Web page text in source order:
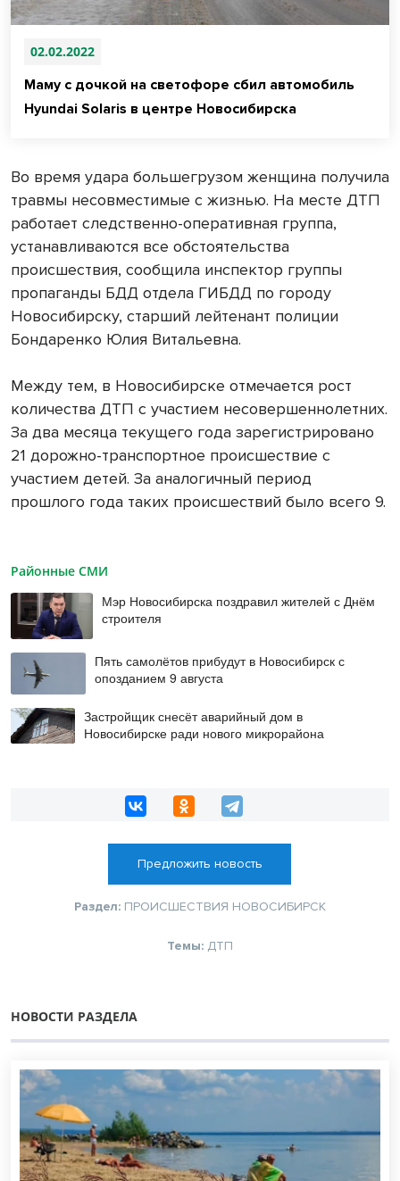
02.02.2022
Маму с дочкой на светофоре сбил автомобиль
Hyundai Solaris в центре Новосибирска
Во время удара большегрузом женщина получила
травмы несовместимые с жизнью. На месте ДТП
работает следственно-оперативная группа,
устанавливаются все обстоятельства
происшествия, сообщила инспектор группы
пропаганды БДД отдела ГИБДД по городу
Новосибирску, старший лейтенант полиции
Бондаренко Юлия Витальевна.
Между тем, в Новосибирске отмечается рост
количества ДТП с участием несовершеннолетних.
За два месяца текущего года зарегистрировано
21 дорожно-транспортное происшествие с
участием детей. За аналогичный период
прошлого года таких происшествий было всего 9.
Районные СМИ
Мэр Новосибирска поздравил жителей с Днём
строителя
Пять самолётов прибудут в Новосибирск с
опозданием 9 августа
Застройщик снесёт аварийный дом в
Новосибирске ради нового микрорайона
Предложить новость
Раздел: ПРОИСШЕСТВИЯ НОВОСИБИРСК
Темы: ДТП
НОВОСТИ РАЗДЕЛА